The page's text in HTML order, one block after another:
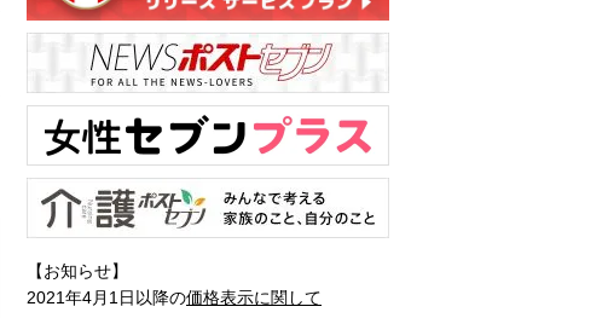
【お知らせ】
2021年4月1日以降の価格表示に関して